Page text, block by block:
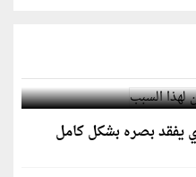
لهذا السبب
يفقد بصره بشكل كامل